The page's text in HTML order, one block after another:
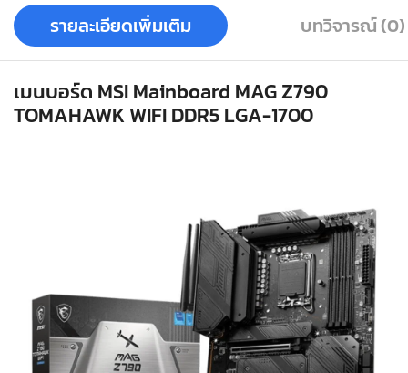
รายละเอียดเพิ่มเติม บทวิจารณ์ (0)
เมนบอร์ด MSI Mainboard MAG Z790
TOMAHAWK WIFI DDR5 LGA-1700